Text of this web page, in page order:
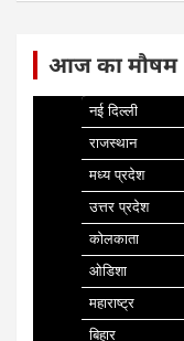
आज का मौषम
नई दिल्ली
राजस्थान
मध्य प्रदेश
उत्तर प्रदेश
कोलकाता
ओडिशा
महाराष्ट्र
बिहार